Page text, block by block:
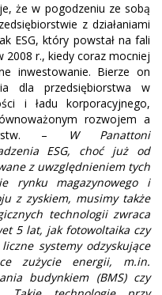
że w pogodzeniu ze sobą
z działaniami
ESG, który powstał na fali
2008 r., kiedy coraz mocniej
inwestowanie. Bierze on
dla przedsiębiorstwa w
i ładu korporacyjnego,
rozwojem a
–
W Panattoni
ESG, choć już od
z uwzględnieniem tych
rynku magazynowego i
z zyskiem, musimy także
technologii zwraca
5 lat, jak fotowoltaika czy
systemy odzyskujące
zużycie energii, m.in.
budynkiem (BMS) czy